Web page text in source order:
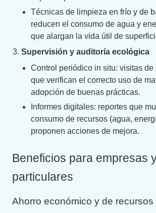
Técnicas de limpieza en frío y de
reducen el consumo de agua y
que alargan la vida útil de
Supervisión y auditoría ecológica
Control periódico in situ: visitas de
que verifican el correcto uso de
adopción de buenas prácticas.
Informes digitales: reportes que
consumo de recursos (agua,
proponen acciones de mejora.
Beneficios para empresas
particulares
Ahorro económico y de recursos